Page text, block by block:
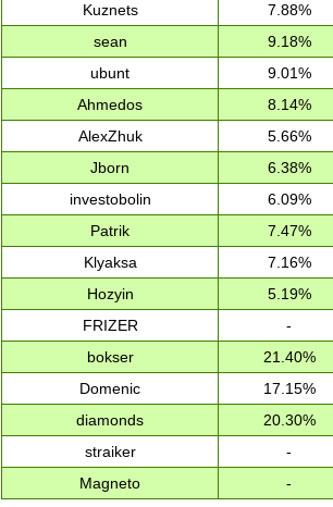
Kuznets
7.88%
sean
9.18%
ubunt
9.01%
Ahmedos
8.14%
AlexZhuk
5.66%
Jborn
6.38%
investobolin
6.09%
Patrik
7.47%
Klyaksa
7.16%
Hozyin
5.19%
FRIZER
-
bokser
21.40%
Domenic
17.15%
diamonds
20.30%
straiker
-
Magneto
-